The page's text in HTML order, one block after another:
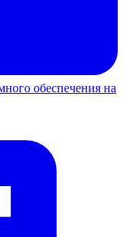
обеспечения на